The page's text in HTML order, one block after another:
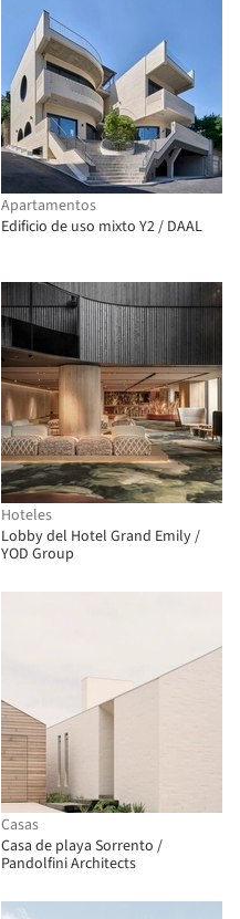
Apartamentos
Edificio de uso mixto Y2 / DAAL
Hoteles
Lobby del Hotel Grand Emily /
YOD Group
Casas
Casa de playa Sorrento /
Pandolfini Architects